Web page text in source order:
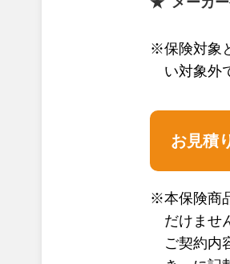
※保険対象
い対象外
お見積
※本保険商
だけませ
ご契約内